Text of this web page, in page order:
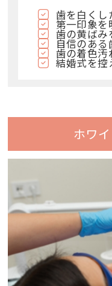
歯を白くし
第一印象を
歯の黄ばみ
自信のある
歯の着色汚
結婚式を控
ホワ